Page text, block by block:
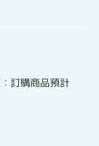
訂購商品預計